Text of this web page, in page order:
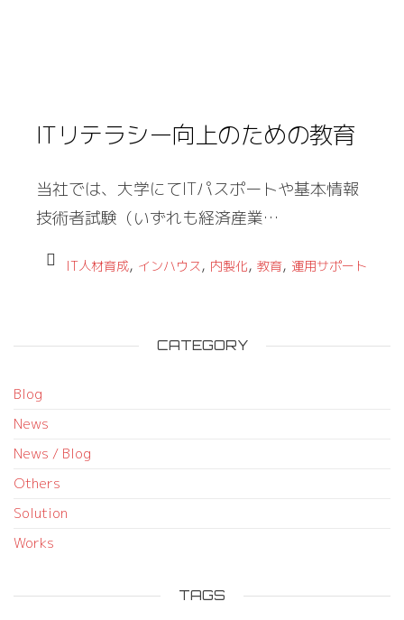
ITリテラシー向上のための教育
当社では、大学にてITパスポートや基本情報
技術者試験（いずれも経済産業…
IT人材育成, インハウス, 内製化, 教育, 運用サポート
CATEGORY
Blog
News
News / Blog
Others
Solution
Works
TAGS